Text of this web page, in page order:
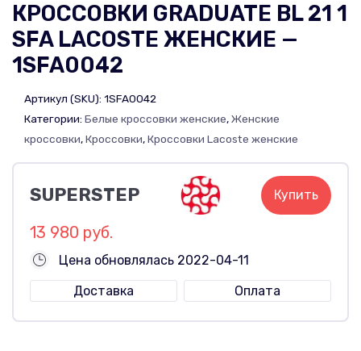
КРОССОВКИ GRADUATE BL 21 1
SFA LACOSTE ЖЕНСКИЕ —
1SFA0042
Артикул (SKU): 1SFA0042
Категории: Белые кроссовки женские,Женские
кроссовки,Кроссовки,Кроссовки Lacoste женские
SUPERSTEP Купить
13 980 руб.
Цена обновлялась 2022-04-11
Доставка
Оплата